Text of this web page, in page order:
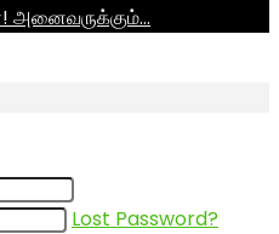
அனைவருக்கும்…
Lost Password?